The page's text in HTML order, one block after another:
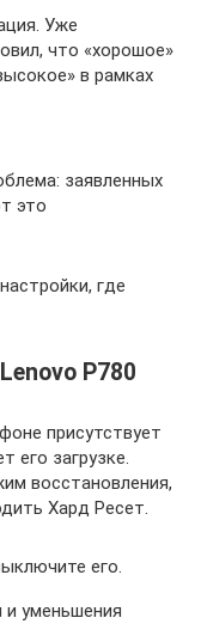
Уже
что «хорошое»
в рамках
заявленных
это
где
P780
присутствует
его загрузке.
восстановления,
Хард Ресет.
его.
и уменьшения